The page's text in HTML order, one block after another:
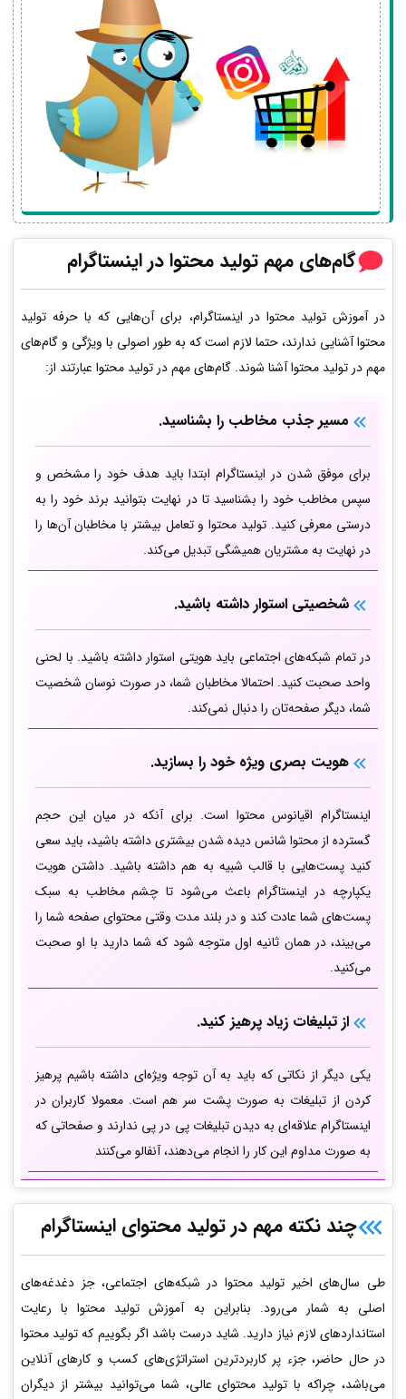
گام‌های مهم تولید محتوا در اینستاگرام
در آموزش تولید محتوا در اینستاگرام، برای آن‌هایی که با حرفه تولید
محتوا آشنایی ندارند، حتما لازم است که به طور اصولی با ویژگی و گام‌های
مهم در تولید محتوا آشنا شوند. گام‌های مهم در تولید محتوا عبارتند از:
مسیر جذب مخاطب را بشناسید.
برای موفق شدن در اینستاگرام ابتدا باید هدف خود را مشخص و
سپس مخاطب خود را بشناسید تا در نهایت بتوانید برند خود را به
درستی معرفی کنید. تولید محتوا و تعامل بیشتر با مخاطبان آن‌ها را
در نهایت به مشتریان همیشگی تبدیل ‌می‌کند.
شخصیتی استوار داشته باشید.
در تمام شبکه‌های اجتماعی باید هویتی استوار داشته باشید. با لحنی
واحد صحبت کنید. احتمالا مخاطبان شما، در صورت نوسان شخصیت
شما، دیگر صفحه‌تان را دنبال نمی‌کند.
هویت بصری ویژه خود را بسازید.
اینستاگرام اقیانوس محتوا است. برای آنکه در میان این حجم
گسترده از محتوا شانس دیده شدن بیشتری داشته باشید، باید سعی
کنید پست‌هایی با قالب شبیه به هم داشته باشید. داشتن هویت
یکپارچه در اینستاگرام باعث می‌شود تا چشم مخاطب به سبک
پست‌های شما عادت کند و در بلند مدت وقتی محتوای صفحه شما را
می‌بیند، در همان ثانیه اول متوجه شود که شما دارید با او صحبت
می‌کنید.
از تبلیغات زیاد پرهیز کنید.
یکی دیگر از نکاتی که باید به آن توجه ویژه‌ای داشته باشیم پرهیز
کردن از تبلیغات به صورت پشت سر هم است. معمولا کاربران در
اینستاگرام علاقه‌ای به دیدن تبلیغات پی در پی ندارند و صفحاتی که
به صورت مداوم این کار را انجام می‌دهند، آنفالو می‌کنند
چند نکته مهم درتولید محتوای اینستاگرام
طی سال‌های اخیر تولید محتوا در شبکه‌های اجتماعی، جز دغدغه‌های
اصلی به شمار می‌رود. بنابراین به آموزش تولید محتوا با رعایت
استانداردهای لازم نیاز دارید. شاید درست باشد اگر بگوییم که تولید محتوا
در حال حاضر، جزء پر کاربردترین استراتژی‌های کسب و کارهای آنلاین
می‌باشد، چراکه با تولید محتوای عالی، شما می‌توانید بیشتر از دیگران